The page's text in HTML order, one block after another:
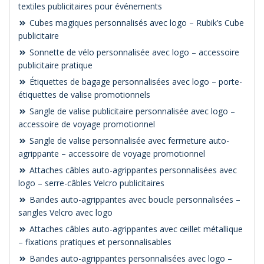
textiles publicitaires pour événements
Cubes magiques personnalisés avec logo – Rubik’s Cube
publicitaire
Sonnette de vélo personnalisée avec logo – accessoire
publicitaire pratique
Étiquettes de bagage personnalisées avec logo – porte-
étiquettes de valise promotionnels
Sangle de valise publicitaire personnalisée avec logo –
accessoire de voyage promotionnel
Sangle de valise personnalisée avec fermeture auto-
agrippante – accessoire de voyage promotionnel
Attaches câbles auto-agrippantes personnalisées avec
logo – serre-câbles Velcro publicitaires
Bandes auto-agrippantes avec boucle personnalisées –
sangles Velcro avec logo
Attaches câbles auto-agrippantes avec œillet métallique
– fixations pratiques et personnalisables
Bandes auto-agrippantes personnalisées avec logo –